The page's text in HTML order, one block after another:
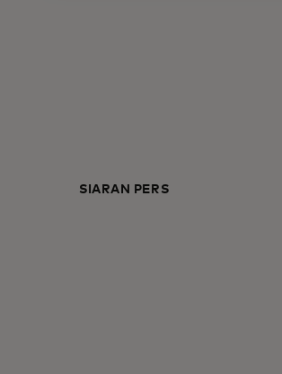
SIARAN PERS